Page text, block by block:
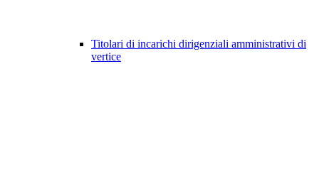
Titolari di incarichi dirigenziali amministrativi di
vertice